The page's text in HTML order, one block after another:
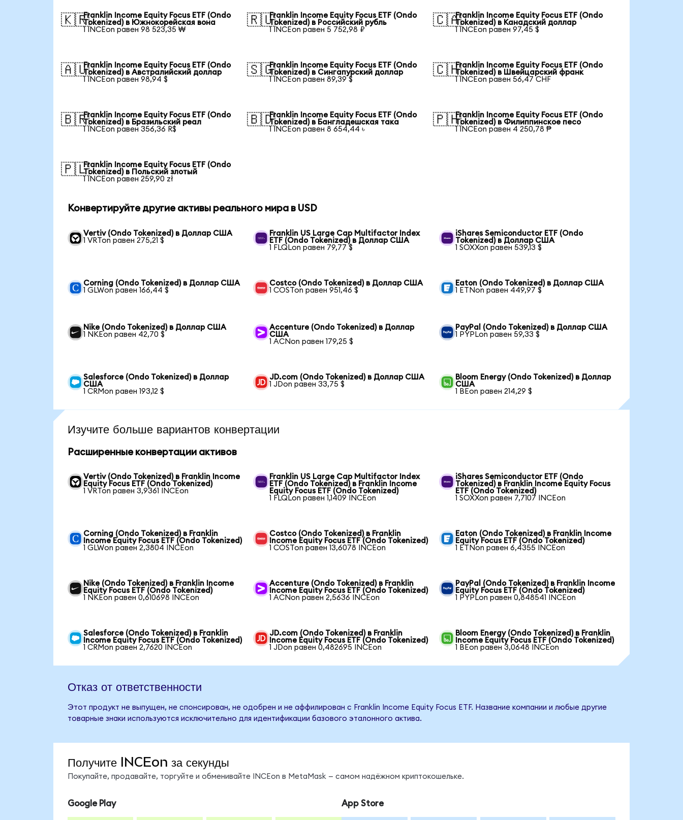
🇰🇷Franklin Income Equity Focus ETF (Ondo
Tokenized) в Южнокорейская вона
1 INCEon равен 98 523,35 ₩
🇷🇺Franklin Income Equity Focus ETF (Ondo
Tokenized) в Российский рубль
1 INCEon равен 5 752,98 ₽
🇨🇦Franklin Income Equity Focus ETF (Ondo
Tokenized) в Канадский доллар
1 INCEon равен 97,45 $
🇦🇺Franklin Income Equity Focus ETF (Ondo
Tokenized) в Австралийский доллар
1 INCEon равен 98,94 $
🇸🇬Franklin Income Equity Focus ETF (Ondo
Tokenized) в Сингапурский доллар
1 INCEon равен 89,39 $
🇨🇭Franklin Income Equity Focus ETF (Ondo
Tokenized) в Швейцарский франк
1 INCEon равен 56,47 CHF
🇧🇷Franklin Income Equity Focus ETF (Ondo
Tokenized) в Бразильский реал
1 INCEon равен 356,36 R$
🇧🇩Franklin Income Equity Focus ETF (Ondo
Tokenized) в Бангладешская така
1 INCEon равен 8 654,44 ৳
🇵🇭Franklin Income Equity Focus ETF (Ondo
Tokenized) в Филиппинское песо
1 INCEon равен 4 250,78 ₱
🇵🇱Franklin Income Equity Focus ETF (Ondo
Tokenized) в Польский злотый
1 INCEon равен 259,90 zł
Конвертируйте другие активы реального мира в USD
Vertiv (Ondo Tokenized) в Доллар США
1 VRTon равен 275,21 $
Franklin US Large Cap Multifactor Index
ETF (Ondo Tokenized) в Доллар США
1 FLQLon равен 79,77 $
iShares Semiconductor ETF (Ondo
Tokenized) в Доллар США
1 SOXXon равен 539,13 $
Corning (Ondo Tokenized) в Доллар США
1 GLWon равен 166,44 $
Costco (Ondo Tokenized) в Доллар США
1 COSTon равен 951,46 $
Eaton (Ondo Tokenized) в Доллар США
1 ETNon равен 449,97 $
Nike (Ondo Tokenized) в Доллар США
1 NKEon равен 42,70 $
Accenture (Ondo Tokenized) в Доллар
США
1 ACNon равен 179,25 $
PayPal (Ondo Tokenized) в Доллар США
1 PYPLon равен 59,33 $
Salesforce (Ondo Tokenized) в Доллар
США
1 CRMon равен 193,12 $
JD.com (Ondo Tokenized) в Доллар США
1 JDon равен 33,75 $
Bloom Energy (Ondo Tokenized) в Доллар
США
1 BEon равен 214,29 $
Изучите больше вариантов конвертации
Расширенные конвертации активов
Vertiv (Ondo Tokenized) в Franklin Income
Equity Focus ETF (Ondo Tokenized)
1 VRTon равен 3,9361 INCEon
Franklin US Large Cap Multifactor Index
ETF (Ondo Tokenized) в Franklin Income
Equity Focus ETF (Ondo Tokenized)
1 FLQLon равен 1,1409 INCEon
iShares Semiconductor ETF (Ondo
Tokenized) в Franklin Income Equity Focus
ETF (Ondo Tokenized)
1 SOXXon равен 7,7107 INCEon
Corning (Ondo Tokenized) в Franklin
Income Equity Focus ETF (Ondo Tokenized)
1 GLWon равен 2,3804 INCEon
Costco (Ondo Tokenized) в Franklin
Income Equity Focus ETF (Ondo Tokenized)
1 COSTon равен 13,6078 INCEon
Eaton (Ondo Tokenized) в Franklin Income
Equity Focus ETF (Ondo Tokenized)
1 ETNon равен 6,4355 INCEon
Nike (Ondo Tokenized) в Franklin Income
Equity Focus ETF (Ondo Tokenized)
1 NKEon равен 0,610698 INCEon
Accenture (Ondo Tokenized) в Franklin
Income Equity Focus ETF (Ondo Tokenized)
1 ACNon равен 2,5636 INCEon
PayPal (Ondo Tokenized) в Franklin Income
Equity Focus ETF (Ondo Tokenized)
1 PYPLon равен 0,848541 INCEon
Salesforce (Ondo Tokenized) в Franklin
Income Equity Focus ETF (Ondo Tokenized)
1 CRMon равен 2,7620 INCEon
JD.com (Ondo Tokenized) в Franklin
Income Equity Focus ETF (Ondo Tokenized)
1 JDon равен 0,482695 INCEon
Bloom Energy (Ondo Tokenized) в Franklin
Income Equity Focus ETF (Ondo Tokenized)
1 BEon равен 3,0648 INCEon
Отказ от ответственности
Этот продукт не выпущен, не спонсирован, не одобрен и не аффилирован с Franklin Income Equity Focus ETF. Название компании и любые другие
товарные знаки используются исключительно для идентификации базового эталонного актива.
Получите INCEon за секунды
Покупайте, продавайте, торгуйте и обменивайте INCEon в MetaMask — самом надёжном криптокошельке.
Google Play App Store